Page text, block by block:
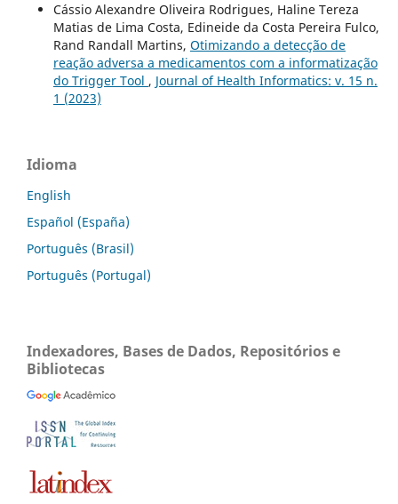
Cássio Alexandre Oliveira Rodrigues, Haline Tereza
Matias de Lima Costa, Edineide da Costa Pereira Fulco,
Rand Randall Martins, Otimizando a detecção de
reação adversa a medicamentos com a informatização
do Trigger Tool , Journal of Health Informatics: v. 15 n.
1 (2023)
Idioma
English
Español (España)
Português (Brasil)
Português (Portugal)
Indexadores, Bases de Dados, Repositórios e
Bibliotecas